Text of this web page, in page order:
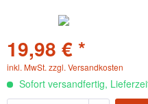
19,98 € *
inkl. MwSt. zzgl. Versandkosten
Sofort versandfertig,